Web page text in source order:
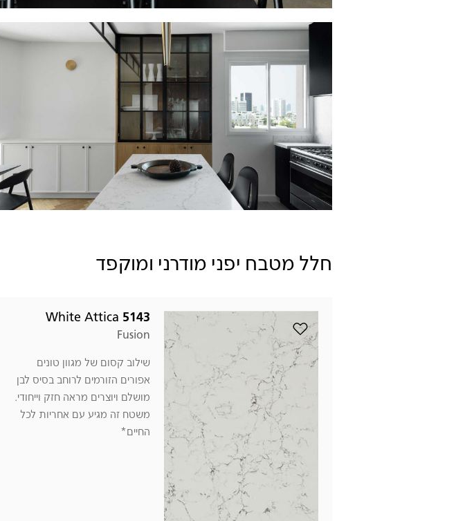
חלל מטבח יפני מודרני ומוקפד
הוסף את הדגם 5143 White Attica למועדפים
5143
White Attica
Fusion
שילוב קסום של מגוון טונים
אפורים הזורמים לרוחב בסיס לבן
מושלם ויוצרים מראה חזק וייחודי.
משטח זה מגיע עם אחריות לכל
החיים*